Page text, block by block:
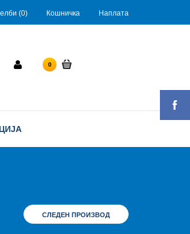
(0) Кошничка Наплата
0
СЛЕДЕН ПРОИЗВОД